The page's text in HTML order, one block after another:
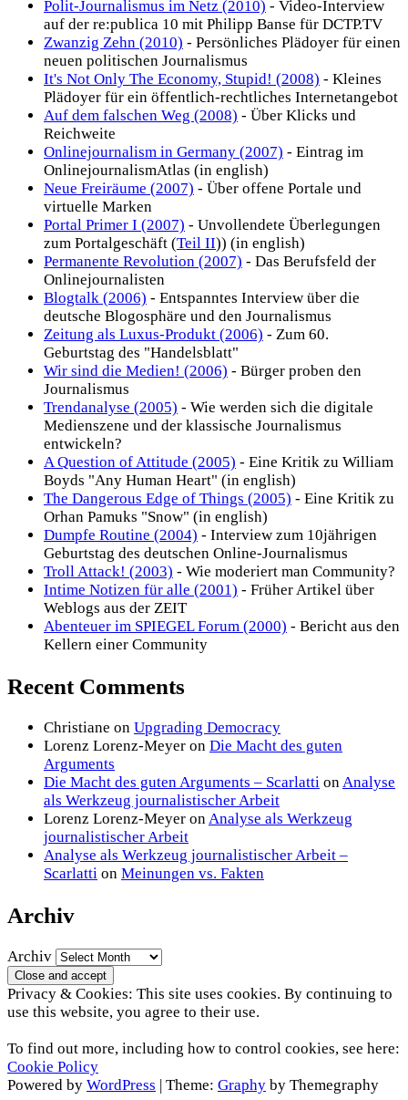
Polit-Journalismus im Netz (2010) - Video-Interview
auf der re:publica 10 mit Philipp Banse für DCTP.TV
Zwanzig Zehn (2010) - Persönliches Plädoyer für einen
neuen politischen Journalismus
It's Not Only The Economy, Stupid! (2008) - Kleines
Plädoyer für ein öffentlich-rechtliches Internetangebot
Auf dem falschen Weg (2008) - Über Klicks und
Reichweite
Onlinejournalism in Germany (2007) - Eintrag im
OnlinejournalismAtlas (in english)
Neue Freiräume (2007) - Über offene Portale und
virtuelle Marken
Portal Primer I (2007) - Unvollendete Überlegungen
zum Portalgeschäft (Teil II)) (in english)
Permanente Revolution (2007) - Das Berufsfeld der
Onlinejournalisten
Blogtalk (2006) - Entspanntes Interview über die
deutsche Blogosphäre und den Journalismus
Zeitung als Luxus-Produkt (2006) - Zum 60.
Geburtstag des "Handelsblatt"
Wir sind die Medien! (2006) - Bürger proben den
Journalismus
Trendanalyse (2005) - Wie werden sich die digitale
Medienszene und der klassische Journalismus
entwickeln?
A Question of Attitude (2005) - Eine Kritik zu William
Boyds "Any Human Heart" (in english)
The Dangerous Edge of Things (2005) - Eine Kritik zu
Orhan Pamuks "Snow" (in english)
Dumpfe Routine (2004) - Interview zum 10jährigen
Geburtstag des deutschen Online-Journalismus
Troll Attack! (2003) - Wie moderiert man Community?
Intime Notizen für alle (2001) - Früher Artikel über
Weblogs aus der ZEIT
Abenteuer im SPIEGEL Forum (2000) - Bericht aus den
Kellern einer Community
Recent Comments
Christiane on Upgrading Democracy
Lorenz Lorenz-Meyer on Die Macht des guten
Arguments
Die Macht des guten Arguments – Scarlatti onAnalyse
als Werkzeug journalistischer Arbeit
Lorenz Lorenz-Meyer onAnalyse als Werkzeug
journalistischer Arbeit
Analyse als Werkzeug journalistischer Arbeit –
Scarlatti on Meinungen vs. Fakten
Archiv
Archiv
Privacy & Cookies: This site uses cookies. By continuing to
use this website, you agree to their use.
To find out more, including how to control cookies, see here:
Cookie Policy
Powered by WordPress | Theme: Graphy by Themegraphy